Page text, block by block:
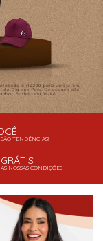
TENDÊNCIAS!
NOSSAS CONDIÇÕES